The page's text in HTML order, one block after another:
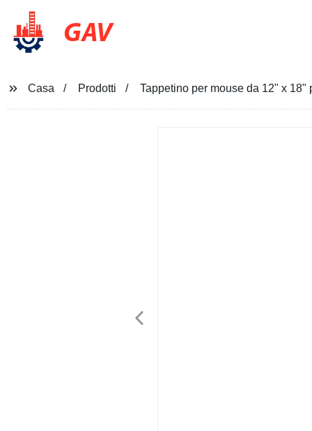
GAV
Casa Prodotti Tappetino per mouse da 12" x